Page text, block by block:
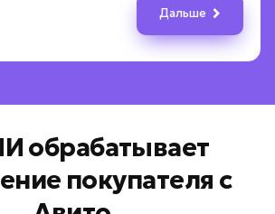
Дальше
обрабатывает
покупателя с